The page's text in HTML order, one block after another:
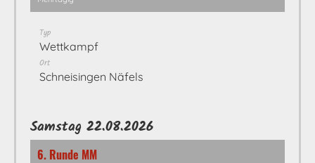
Typ
Wettkampf
Ort
Schneisingen Näfels
Samstag 22.08.2026
6. Runde MM